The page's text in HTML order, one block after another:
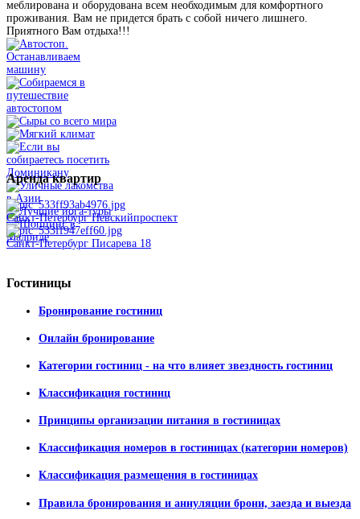
меблирована и оборудована всем необходимым для комфортного
проживания. Вам не придется брать с собой ничего лишнего.
Приятного Вам отдыха!!!
Арендаквартир
Санкт-Петербург Невскийпроспект
Санкт-Петербург Писарева 18
Гостиницы
Бронирование гостиниц
Онлайн бронирование
Категории гостиниц - на что влияет звездность гостиниц
Классификация гостиниц
Принципы организации питания в гостиницах
Классификация номеров в гостиницах (категории номеров)
Классификация размещения в гостиницах
Правила бронирования и аннуляции брони, заезда и выезда